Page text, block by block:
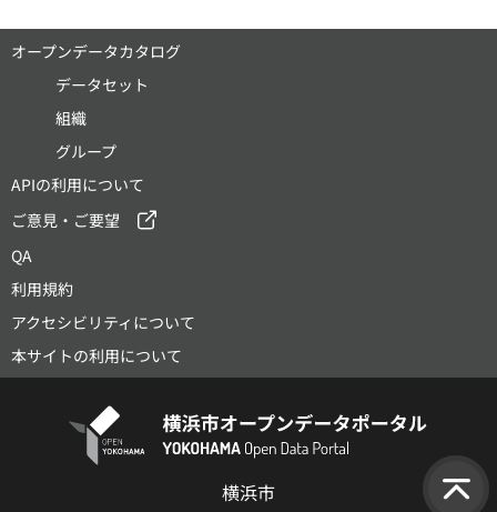
オープンデータカタログ
データセット
組織
グループ
APIの利用について
ご意見・ご要望
QA
利用規約
アクセシビリティについて
本サイトの利用について
横浜市